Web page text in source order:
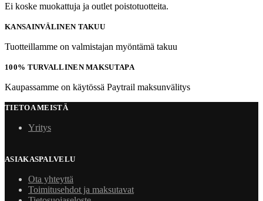
Ei koske muokattuja ja outlet poistotuotteita.
KANSAINVÄLINEN TAKUU
Tuotteillamme on valmistajan myöntämä takuu
100% TURVALLINEN MAKSUTAPA
Kaupassamme on käytössä Paytrail maksunvälitys
TIETOA MEISTÄ
Yritys
ASIAKASPALVELU
Ota yhteyttä
Toimitusehdot ja maksutavat